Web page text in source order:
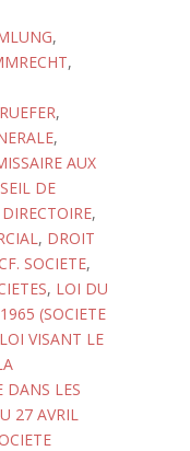
,
,
,
,
AUX
DE
DIRECTOIRE,
, DROIT
SOCIETE,
, LOI DU
(SOCIETE
LOI VISANT LE
DANS LES
27 AVRIL